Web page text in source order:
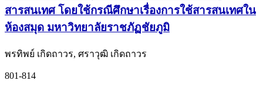
สารสนเทศ โดยใช้กรณีศึกษาเรื่องการใช้สารสนเทศใน
ห้องสมุด มหาวิทยาลัยราชภัฏชัยภูมิ
พรทิพย์ เกิดถาวร, ศราวุฒิ เกิดถาวร
801-814